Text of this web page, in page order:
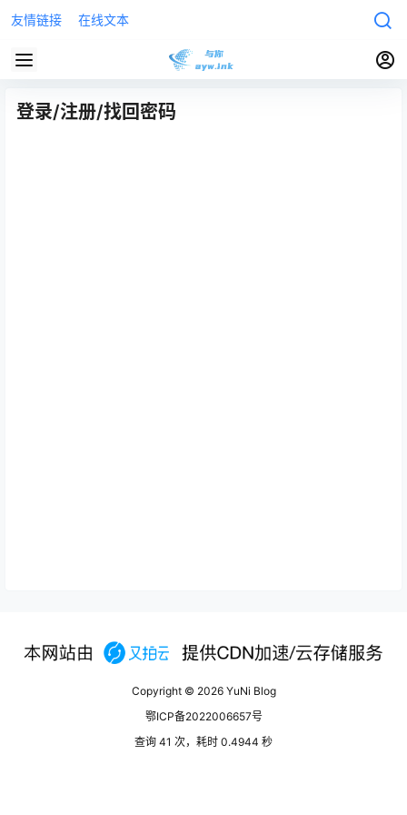
友情链接 在线文本
登录/注册/找回密码
Copyright © 2026YuNi Blog
鄂ICP备2022006657号
查询 41 次，耗时 0.4944 秒